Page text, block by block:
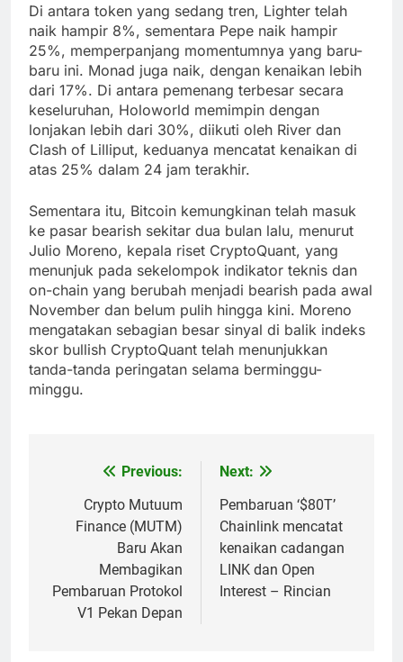
Di antara token yang sedang tren, Lighter telah
naik hampir 8%, sementara Pepe naik hampir
25%, memperpanjang momentumnya yang baru-
baru ini. Monad juga naik, dengan kenaikan lebih
dari 17%. Di antara pemenang terbesar secara
keseluruhan, Holoworld memimpin dengan
lonjakan lebih dari 30%, diikuti oleh River dan
Clash of Lilliput, keduanya mencatat kenaikan di
atas 25% dalam 24 jam terakhir.
Sementara itu, Bitcoin kemungkinan telah masuk
ke pasar bearish sekitar dua bulan lalu, menurut
Julio Moreno, kepala riset CryptoQuant, yang
menunjuk pada sekelompok indikator teknis dan
on-chain yang berubah menjadi bearish pada awal
November dan belum pulih hingga kini. Moreno
mengatakan sebagian besar sinyal di balik indeks
skor bullish CryptoQuant telah menunjukkan
tanda-tanda peringatan selama berminggu-
minggu.
navigation
Previous:
Crypto Mutuum
Finance (MUTM)
Baru Akan
Membagikan
Pembaruan Protokol
V1 Pekan Depan
Next:
Pembaruan ‘$80T’
Chainlink mencatat
kenaikan cadangan
LINK dan Open
Interest – Rincian